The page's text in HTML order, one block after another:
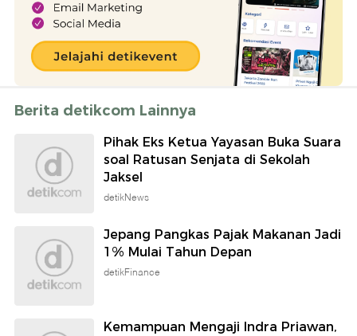
Berita detikcom Lainnya
Pihak Eks Ketua Yayasan Buka Suara
soal Ratusan Senjata di Sekolah
Jaksel
detikNews
Jepang Pangkas Pajak Makanan Jadi
1% Mulai Tahun Depan
detikFinance
Kemampuan Mengaji Indra Priawan,